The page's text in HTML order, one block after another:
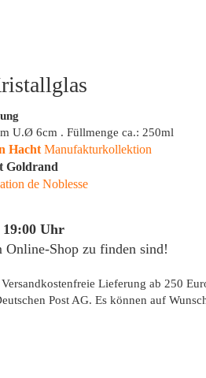
U.Ø 6cm . Füllmenge ca.: 250ml
Hacht Manufakturkollektion
Goldrand
de Noblesse
19:00 Uhr
Online-Shop zu finden sind!
Lieferung ab 250
Post AG. Es können auf